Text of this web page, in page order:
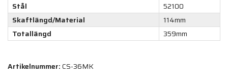
Stål
52100
Skaftlängd/Material
114mm
Totallängd
359mm
Artikelnummer:CS-36MK